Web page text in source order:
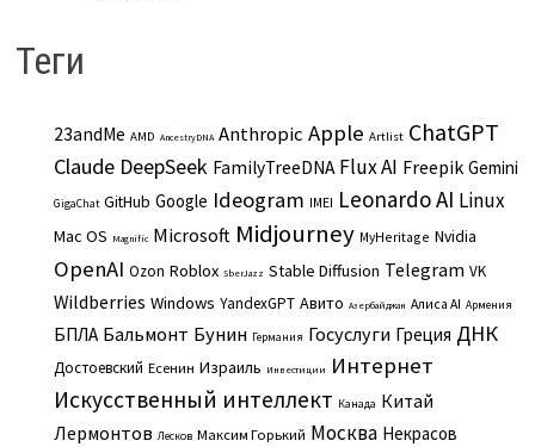
Теги
23andMe AMD AncestryDNA Anthropic Apple Artlist ChatGPT
Claude DeepSeek FamilyTreeDNA Flux AI Freepik Gemini
GigaChat GitHub Google Ideogram IMEI Leonardo AI Linux
Mac OS Magnific Microsoft Midjourney MyHeritage Nvidia
OpenAI Ozon Roblox SberJazz Stable Diffusion Telegram VK
Wildberries Windows YandexGPT Авито Азербайджан Алиса AI Армения
БПЛА Бальмонт Бунин Германия Госуслуги Греция ДНК
Достоевский Есенин Израиль Инвестиции Интернет
Искусственный интеллект Канада Китай
Лермонтов Лесков Максим Горький Москва Некрасов